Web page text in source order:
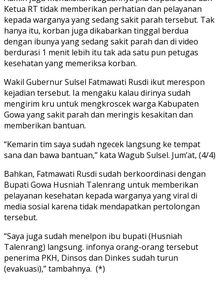
Ketua RT tidak memberikan perhatian dan pelayanan
kepada warganya yang sedang sakit parah tersebut. Tak
hanya itu, korban juga dikabarkan tinggal berdua
dengan ibunya yang sedang sakit parah dan di video
berdurasi 1 menit lebih itu tak ada satu pun petugas
kesehatan yang memeriksa korban.
Wakil Gubernur Sulsel Fatmawati Rusdi ikut merespon
kejadian tersebut. Ia mengaku kalau dirinya sudah
mengirim kru untuk mengkroscek warga Kabupaten
Gowa yang sakit parah dan meringis kesakitan dan
memberikan bantuan.
“Kemarin tim saya sudah ngecek langsung ke tempat
sana dan bawa bantuan,” kata Wagub Sulsel. Jum’at, (4/4)
Bahkan, Fatmawati Rusdi sudah berkoordinasi dengan
Bupati Gowa Husniah Talenrang untuk memberikan
pelayanan kesehatan kepada warganya yang viral di
media sosial karena tidak mendapatkan pertolongan
tersebut.
“Saya juga sudah menelpon ibu bupati (Husniah
Talenrang) langsung. infonya orang-orang tersebut
penerima PKH, Dinsos dan Dinkes sudah turun
(evakuasi),” tambahnya. (*)